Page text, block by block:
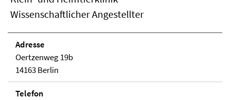
Wissenschaftlicher Angestellter
Adresse
Oertzenweg 19b
14163 Berlin
Telefon